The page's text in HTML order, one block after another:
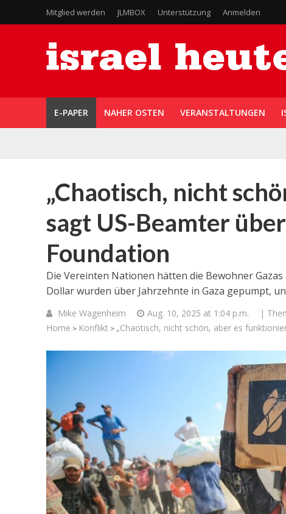
Mitglied werden JLMBOX Unterstützung Anmelden
E-PAPER NAHER OSTEN VERANSTALTUNGEN
„Chaotisch, nicht
sagt US-Beamter
Foundation
Die Vereinten Nationen hätten die Bewohner
Dollar wurden über Jahrzehnte in Gaza gepumpt,
Mike Wagenheim Aug. 10, 2025 at 1:04 p.m. |
Home > Konflikt > „Chaotisch, nicht schön, aber es
Israelische
die Knesset